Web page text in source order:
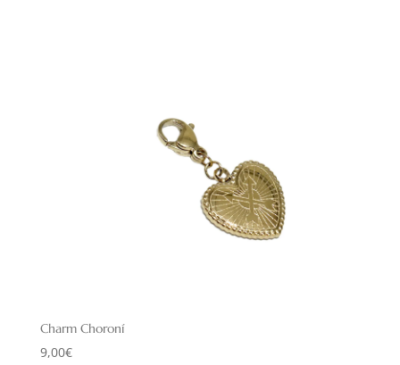
Charm Choroní
9,00€